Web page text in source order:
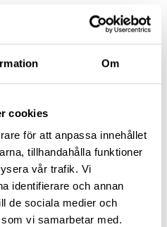
Om
cookies
för att anpassa innehållet
tillhandahålla funktioner
vår trafik. Vi
identifierare och annan
de sociala medier och
vi samarbetar med.
modeller och